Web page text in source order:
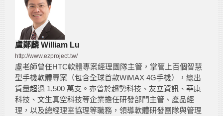
盧鄭麟 William Lu
http://www.ezproject.tw/
盧老師曾任HTC軟體專案經理團隊主管，掌管上百個智慧
型手機軟體專案（包含全球首款WiMAX 4G手機），總出
貨量超過 1,500 萬支。亦曾於趨勢科技、友立資訊、華康
科技、文生真空科技等企業擔任研發部門主管、產品經
理，以及總經理室協理等職務，領導軟體研發團隊與管理